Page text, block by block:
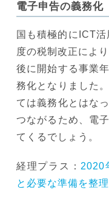
電子申告の義務化
国も積極的にICT
度の税制改正によ
後に開始する事業
務化となりました
ては義務化とはな
つながるため、電
てくるでしょう。
経理プラス：2020
と必要な準備を整